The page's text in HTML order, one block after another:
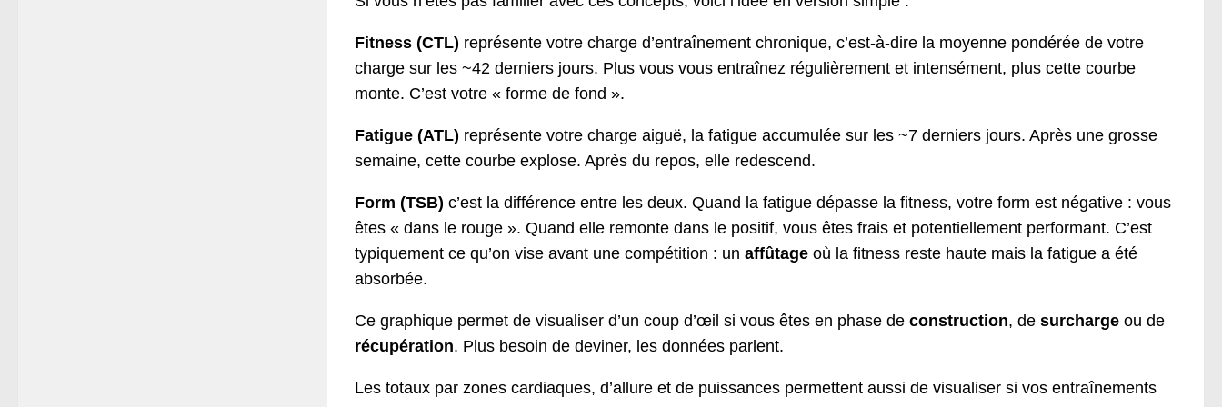
Fitness (CTL) représente votre charge d’entraînement chronique, c’est-à-dire la moyenne pondérée de votre
charge sur les ~42 derniers jours. Plus vous vous entraînez régulièrement et intensément, plus cette courbe
monte. C’est votre « forme de fond ».
Fatigue (ATL) représente votre charge aiguë, la fatigue accumulée sur les ~7 derniers jours. Après une grosse
semaine, cette courbe explose. Après du repos, elle redescend.
Form (TSB) c’est la différence entre les deux. Quand la fatigue dépasse la fitness, votre form est négative : vous
êtes « dans le rouge ». Quand elle remonte dans le positif, vous êtes frais et potentiellement performant. C’est
typiquement ce qu’on vise avant une compétition : un affûtage où la fitness reste haute mais la fatigue a été
absorbée.
Ce graphique permet de visualiser d’un coup d’œil si vous êtes en phase de construction, de surcharge ou de
récupération. Plus besoin de deviner, les données parlent.
Les totaux par zones cardiaques, d’allure et de puissances permettent aussi de visualiser si vos entraînements